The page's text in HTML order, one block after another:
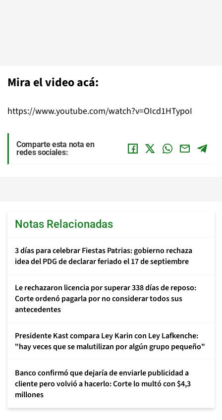
Mira el video acá:
https://www.youtube.com/watch?v=OIcd1HTypoI
Comparte esta nota en
redes sociales:
Notas Relacionadas
3 días para celebrar Fiestas Patrias: gobierno rechaza
idea del PDG de declarar feriado el 17 de septiembre
Le rechazaron licencia por superar 338 días de reposo:
Corte ordenó pagarla por no considerar todos sus
antecedentes
Presidente Kast compara Ley Karin con Ley Lafkenche:
"hay veces que se malutilizan por algún grupo pequeño"
Banco confirmó que dejaría de enviarle publicidad a
cliente pero volvió a hacerlo: Corte lo multó con $4,3
millones